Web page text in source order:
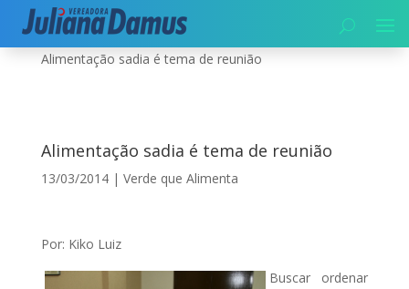
Início|Meio Ambiente|
Alimentação sadia é tema de reunião
Alimentação sadia é tema de reunião
13/03/2014| Verde que Alimenta
Por: Kiko Luiz
Buscar ordenar